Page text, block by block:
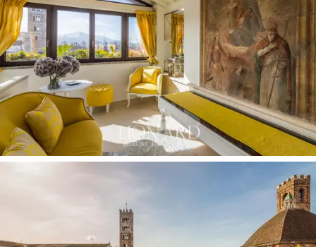
得益於其優越的地理位置，多功能，寬敞豪華的
客房以及所配備的所有舒適設施，這座在盧卡出
售的優雅頂層公寓在該地區的房地產市場上是獨
一無二的。